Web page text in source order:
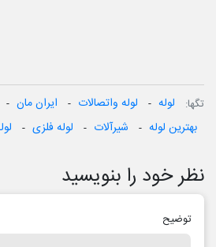
تگ‎ها: لوله لوله واتصالات ایران مان
بهترین لوله
شیرآلات لوله فلزی
نظر خود را بنویسید
توضیح